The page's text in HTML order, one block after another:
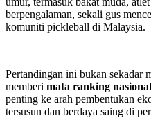
berpengalaman, sekali gus
komuniti pickleball di Malaysia.
Pertandingan ini bukan sekadar
memberi mata ranking nasional
penting ke arah pembentukan
tersusun dan berdaya saing di